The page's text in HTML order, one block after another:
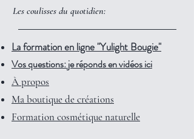
Les coulisses du quotidien:
La formation en ligne "Yulight Bougie"
Vos questions: je réponds en vidéos ici
À propos
Ma boutique de créations
Formation cosmétique naturelle